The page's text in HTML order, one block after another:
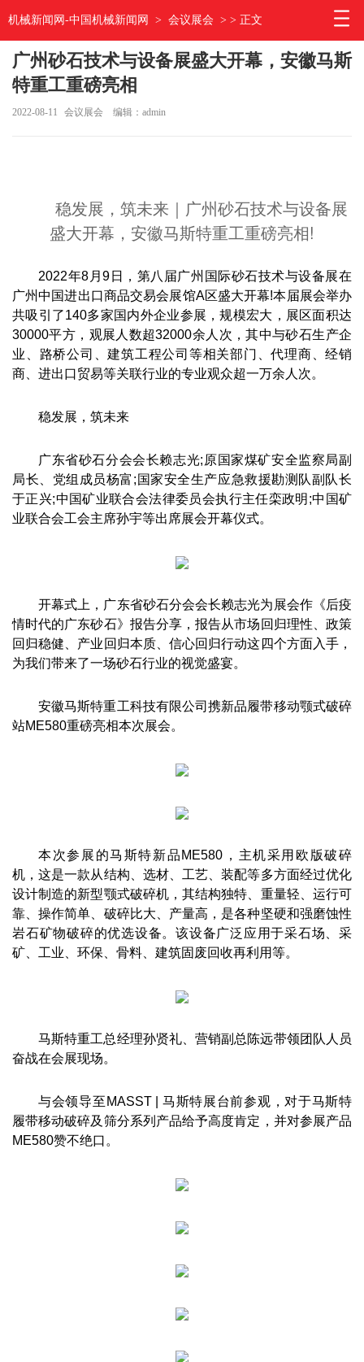
机械新闻网-中国机械新闻网 > 会议展会 > > 正文
广州砂石技术与设备展盛大开幕，安徽马斯
特重工重磅亮相
2022-08-11 会议展会 编辑：admin
盛大开幕，安徽马斯特重工重磅亮相!
2022年8月9日，第八届广州国际砂石技术与设备展在
广州中国进出口商品交易会展馆A区盛大开幕!本届展会举办
共吸引了140多家国内外企业参展，规模宏大，展区面积达
30000平方，观展人数超32000余人次，其中与砂石生产企
业、路桥公司、建筑工程公司等相关部门、代理商、经销
商、进出口贸易等关联行业的专业观众超一万余人次。
稳发展，筑未来
广东省砂石分会会长赖志光;原国家煤矿安全监察局副
局长、党组成员杨富;国家安全生产应急救援勘测队副队长
于正兴;中国矿业联合会法律委员会执行主任栾政明;中国矿
业联合会工会主席孙宇等出席展会开幕仪式。
开幕式上，广东省砂石分会会长赖志光为展会作《后疫
情时代的广东砂石》报告分享，报告从市场回归理性、政策
回归稳健、产业回归本质、信心回归行动这四个方面入手，
为我们带来了一场砂石行业的视觉盛宴。
安徽马斯特重工科技有限公司携新品履带移动颚式破碎
站ME580重磅亮相本次展会。
本次参展的马斯特新品ME580，主机采用欧版破碎
机，这是一款从结构、选材、工艺、装配等多方面经过优化
设计制造的新型颚式破碎机，其结构独特、重量轻、运行可
靠、操作简单、破碎比大、产量高，是各种坚硬和强磨蚀性
岩石矿物破碎的优选设备。该设备广泛应用于采石场、采
矿、工业、环保、骨料、建筑固废回收再利用等。
马斯特重工总经理孙贤礼、营销副总陈远带领团队人员
奋战在会展现场。
与会领导至MASST | 马斯特展台前参观，对于马斯特
履带移动破碎及筛分系列产品给予高度肯定，并对参展产品
ME580赞不绝口。